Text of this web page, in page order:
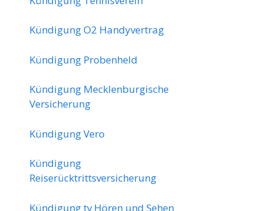
Kündigung O2 Handyvertrag
Kündigung Probenheld
Kündigung Mecklenburgische
Versicherung
Kündigung Vero
Kündigung
Reiserücktrittsversicherung
Kündigung tv Hören und Sehen